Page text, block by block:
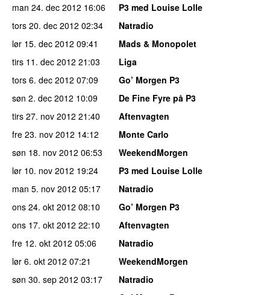
man 24. dec 2012 16:06
P3 med Louise Lolle
tors 20. dec 2012 02:34
Natradio
lør 15. dec 2012 09:41
Mads & Monopolet
tirs 11. dec 2012 21:03
Liga
tors 6. dec 2012 07:09
Go’ Morgen P3
søn 2. dec 2012 10:09
De Fine Fyre på P3
tirs 27. nov 2012 21:40
Aftenvagten
fre 23. nov 2012 14:12
Monte Carlo
søn 18. nov 2012 06:53
WeekendMorgen
lør 10. nov 2012 19:24
P3 med Louise Lolle
man 5. nov 2012 05:17
Natradio
ons 24. okt 2012 08:10
Go’ Morgen P3
ons 17. okt 2012 22:10
Aftenvagten
fre 12. okt 2012 05:06
Natradio
lør 6. okt 2012 07:21
WeekendMorgen
søn 30. sep 2012 03:17
Natradio